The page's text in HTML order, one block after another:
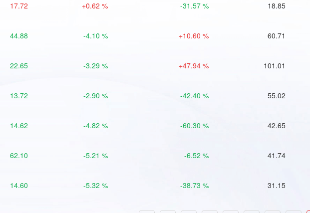
17.72 +0.62 % -31.57 % 18.85
44.88 -4.10 % +10.60 % 60.71
22.65 -3.29 % +47.94 % 101.01
13.72 -2.90 % -42.40 % 55.02
14.62 -4.82 % -60.30 % 42.65
62.10 -5.21 % -6.52 % 41.74
14.60 -5.32 % -38.73 % 31.15